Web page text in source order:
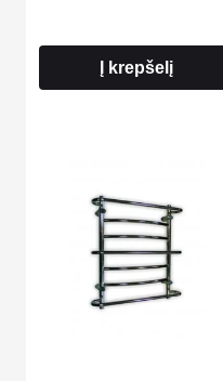
Į krepšelį